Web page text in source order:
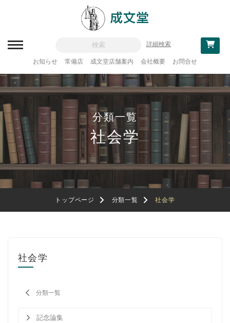
分類一覧
記念論集
教育学ほか
追補・訂正情報
教科書採用
お知らせ 常備店 成文堂店舗案内 会社概要 お問合せ
詳細検索
分類一覧
社会学
トップページ 分類一覧 社会学
社会学
分類一覧
記念論集